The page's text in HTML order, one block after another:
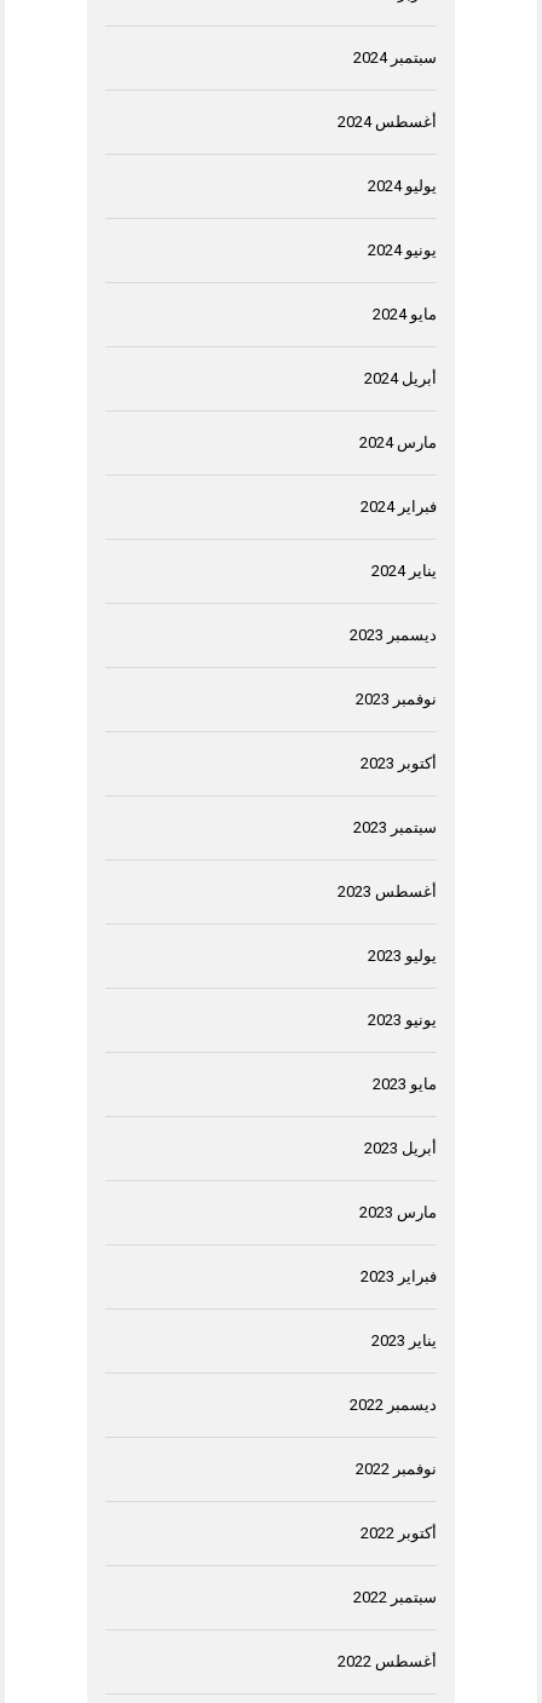
سبتمبر 2024
أغسطس 2024
يوليو 2024
يونيو 2024
مايو 2024
أبريل 2024
مارس 2024
فبراير 2024
يناير 2024
ديسمبر 2023
نوفمبر 2023
أكتوبر 2023
سبتمبر 2023
أغسطس 2023
يوليو 2023
يونيو 2023
مايو 2023
أبريل 2023
مارس 2023
فبراير 2023
يناير 2023
ديسمبر 2022
نوفمبر 2022
أكتوبر 2022
سبتمبر 2022
أغسطس 2022